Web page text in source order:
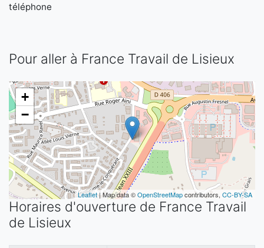
téléphone
Pour aller à France Travail de Lisieux
+
−
Leaflet| Map data ©OpenStreetMapcontributors, CC-BY-SA
Horaires d'ouverture de France Travail
de Lisieux